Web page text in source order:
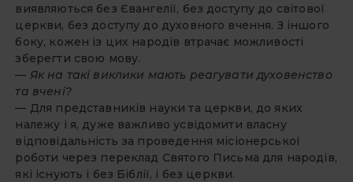
виявляються без Євангелії, без доступу до світової
церкви, без доступу до духовного вчення. З іншого
боку, кожен із цих народів втрачає можливості
зберегти свою мову.
— Як на такі виклики мають реагувати духовенство
та вчені?
— Для представників науки та церкви, до яких
належу і я, дуже важливо усвідомити власну
відповідальність за проведення місіонерської
роботи через переклад Святого Письма для народів,
які існують і без Біблії, і без церкви.